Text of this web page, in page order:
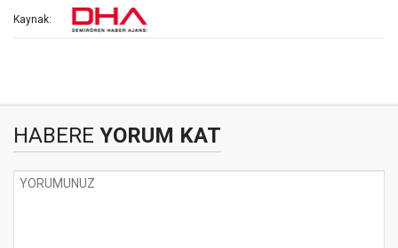
Kaynak:
HABERE YORUM KAT